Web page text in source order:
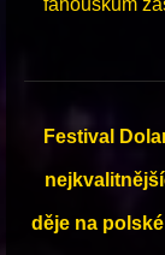
fanouškům
Festival
děje na